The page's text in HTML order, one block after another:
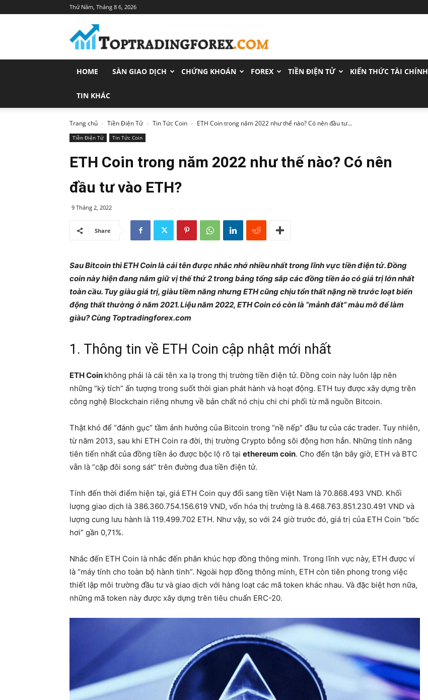
Thứ Năm, Tháng 8 6, 2026
Trang
Tin
Tức
Đầu
HOME SÀN GIAO DỊCH CHỨNG KHOÁN FOREX TIỀN ĐIỆN TỬ KIẾN THỨC TÀI CHÍNH
TIN KHÁC
Trang chủ Tiền Điện Tử Tin Tức Coin ETH Coin trong năm 2022 như thế nào? Có nên đầu tư...
Tiền Điện Tử Tin Tức Coin
ETH Coin trong năm 2022 như thế nào? Có nên
đầu tư vào ETH?
9 Tháng 2, 2022
Share
Sau Bitcoin thì ETH Coin là cái tên được nhắc nhớ nhiều nhất trong lĩnh vực tiền điện tử. Đồng
coin này hiện đang nắm giữ vị thế thứ 2 trong bảng tổng sắp các đồng tiền ảo có giá trị lớn nhất
toàn cầu. Tuy giàu giá trị, giàu tiềm năng nhưng ETH cũng chịu tổn thất nặng nề trước loạt biến
động thất thường ở năm 2021. Liệu năm 2022, ETH Coin có còn là “mảnh đất” màu mỡ để làm
giàu? Cùng Toptradingforex.com
1. Thông tin về ETH Coin cập nhật mới nhất
ETH Coin không phải là cái tên xa lạ trong thị trường tiền điện tử. Đồng coin này luôn lập nên
những “kỳ tích” ấn tượng trong suốt thời gian phát hành và hoạt động. ETH tuy được xây dựng trên
công nghệ Blockchain riêng nhưng về bản chất nó chịu chi chi phối từ mã nguồn Bitcoin.
Thật khó để “đánh gục” tầm ảnh hưởng của Bitcoin trong “nề nếp” đầu tư của các trader. Tuy nhiên,
từ năm 2013, sau khi ETH Coin ra đời, thị trường Crypto bỗng sôi động hơn hẳn. Những tính năng
tiên tiến nhất của đồng tiền ảo được bộc lộ rõ tại ethereum coin. Cho đến tận bây giờ, ETH và BTC
vẫn là “cặp đôi song sát” trên đường đua tiền điện tử.
Tính đến thời điểm hiện tại, giá ETH Coin quy đổi sang tiền Việt Nam là 70.868.493 VND. Khối
lượng giao dịch là 386.360.754.156.619 VND, vốn hóa thị trường là 8.468.763.851.230.491 VND và
lượng cung lưu hành là 119.499.702 ETH. Như vậy, so với 24 giờ trước đó, giá trị của ETH Coin “bốc
hơi” gần 0,71%.
Nhắc đến ETH Coin là nhắc đến phân khúc hợp đồng thông minh. Trong lĩnh vực này, ETH được ví
là “máy tính cho toàn bộ hành tinh”. Ngoài hợp đồng thông minh, ETH còn tiên phong trong việc
thiết lập môi trường đầu tư và giao dịch với hàng loạt các mã token khác nhau. Và đặc biệt hơn nữa,
những mã token này được xây dựng trên tiêu chuẩn ERC-20.